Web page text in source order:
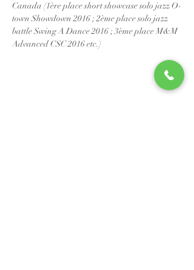
Canada (1ère place short showcase solo jazz O-
town Showdown 2016 ; 2ème place solo jazz
battle Swing A Dance 2016 ; 3ème place M&M
Advanced CSC 2016 etc.)